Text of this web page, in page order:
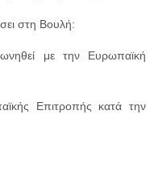
στη Βουλή:
με την Ευρωπαϊκή
Επιτροπής κατά την